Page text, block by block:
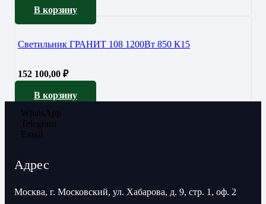
В корзину
Светильник ГРАНИТ 108 1200Вт 850 К15
152 100,00 ₽
В корзину
WhatsApp
Telegram
Email
Адрес
Москва, г. Московский, ул. Хабарова, д. 9, стр. 1, оф. 2